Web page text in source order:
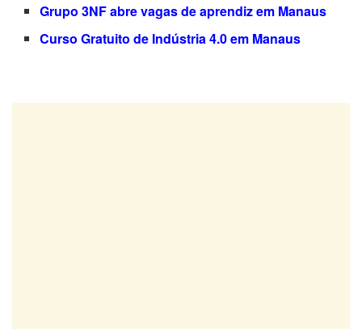
Grupo 3NF abre vagas de aprendiz em Manaus
Curso Gratuito de Indústria 4.0 em Manaus